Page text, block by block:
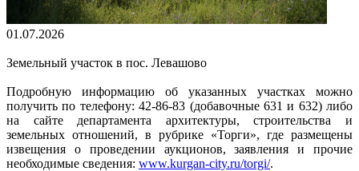
01.07.2026
Земельный участок в пос. Левашово
Подробную информацию об указанных участках можно
получить по телефону: 42-86-83 (добавочные 631 и 632) либо
на сайте департамента архитектуры, строительства и
земельных отношений, в рубрике «Торги», где размещены
извещения о проведении аукционов, заявления и прочие
необходимые сведения: www.kurgan-city.ru/torgi/.